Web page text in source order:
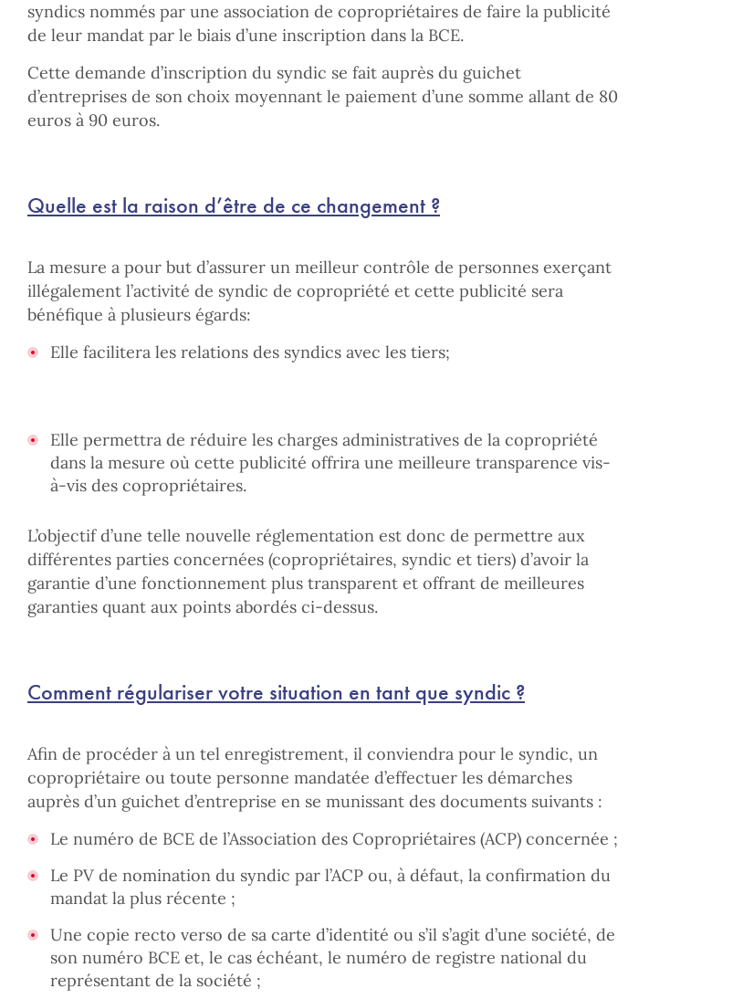
syndics nommés par une association de copropriétaires de faire la publicité
de leur mandat par le biais d’une inscription dans la BCE.
Cette demande d’inscription du syndic se fait auprès du guichet
d’entreprises de son choix moyennant le paiement d’une somme allant de 80
euros à 90 euros.
Quelle est la raison d’être de ce changement ?
La mesure a pour but d’assurer un meilleur contrôle de personnes exerçant
illégalement l’activité de syndic de copropriété et cette publicité sera
bénéfique à plusieurs égards:
Elle facilitera les relations des syndics avec les tiers;
Elle permettra de réduire les charges administratives de la copropriété
dans la mesure où cette publicité offrira une meilleure transparence vis-
à-vis des copropriétaires.
L’objectif d’une telle nouvelle réglementation est donc de permettre aux
différentes parties concernées (copropriétaires, syndic et tiers) d’avoir la
garantie d’une fonctionnement plus transparent et offrant de meilleures
garanties quant aux points abordés ci-dessus.
Comment régulariser votre situation en tant que syndic ?
Afin de procéder à un tel enregistrement, il conviendra pour le syndic, un
copropriétaire ou toute personne mandatée d’effectuer les démarches
auprès d’un guichet d’entreprise en se munissant des documents suivants :
Le numéro de BCE de l’Association des Copropriétaires (ACP) concernée ;
Le PV de nomination du syndic par l’ACP ou, à défaut, la confirmation du
mandat la plus récente ;
Une copie recto verso de sa carte d’identité ou s’il s’agit d’une société, de
son numéro BCE et, le cas échéant, le numéro de registre national du
représentant de la société ;